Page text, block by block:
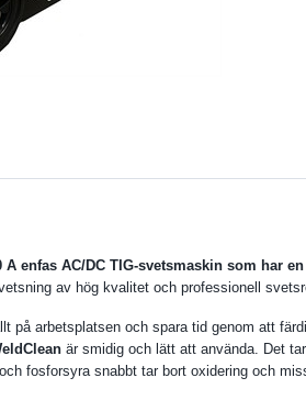
A enfas AC/DC TIG-svetsmaskin som har
av hög kvalitet och professionell
på arbetsplatsen och spara tid genom att
är smidig och lätt att använda. Det
fosforsyra snabbt tar bort oxidering och